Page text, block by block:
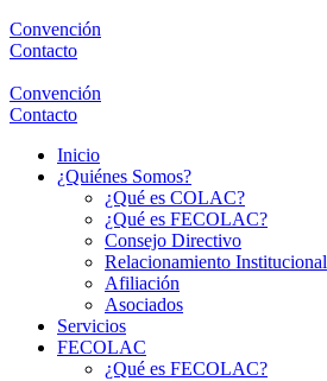
Convención
Contacto
Convención
Contacto
Inicio
¿Quiénes Somos?
¿Qué es COLAC?
¿Qué es FECOLAC?
Consejo Directivo
Relacionamiento Institucional
Afiliación
Asociados
Servicios
FECOLAC
¿Qué es FECOLAC?